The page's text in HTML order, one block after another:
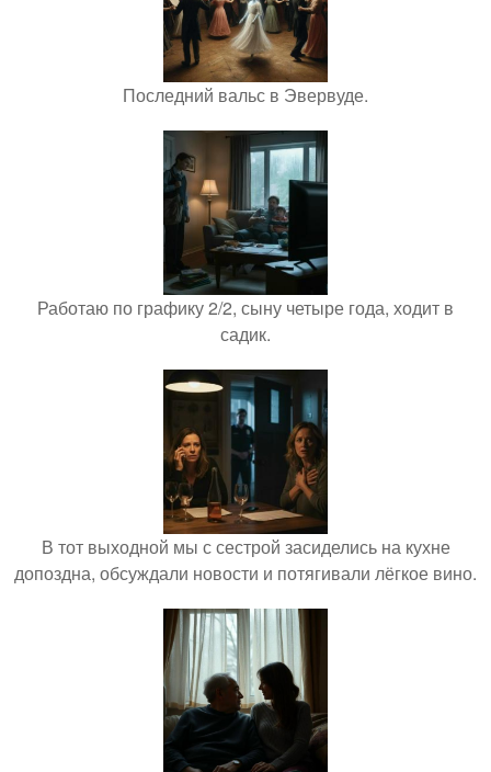
Последний вальс в Эвервуде.
Работаю по графику 2/2, сыну четыре года, ходит в
садик.
В тот выходной мы с сестрой засиделись на кухне
допоздна, обсуждали новости и потягивали лёгкое вино.